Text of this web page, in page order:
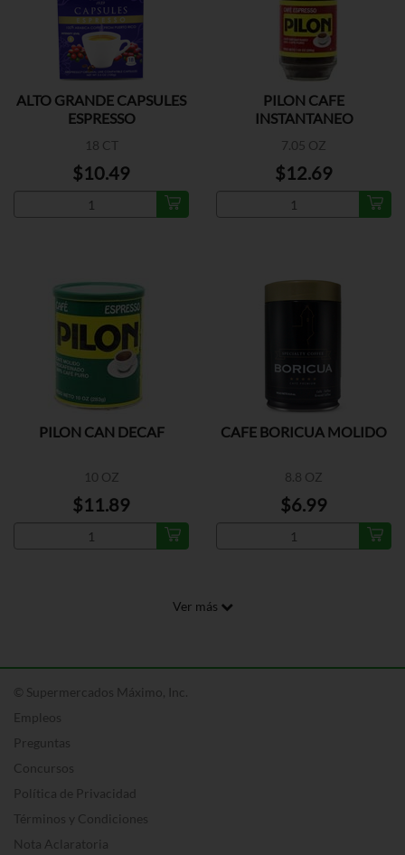
ALTO GRANDE CAPSULES
ESPRESSO
18 CT
$10.49
PILON CAFE
INSTANTANEO
7.05 OZ
$12.69
PILON CAN DECAF
10 OZ
$11.89
CAFE BORICUA MOLIDO
8.8 OZ
$6.99
Ver más
© Supermercados Máximo, Inc.
Empleos
Preguntas
Concursos
Política de Privacidad
Términos y Condiciones
Nota Aclaratoria